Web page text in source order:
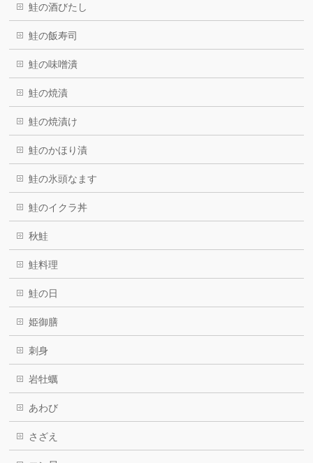
鮭の酒びたし
鮭の飯寿司
鮭の味噌潰
鮭の焼漬
鮭の焼漬け
鮭のかほり漬
鮭の氷頭なます
鮭のイクラ丼
秋鮭
鮭料理
鮭の日
姫御膳
刺身
岩牡蠣
あわび
さざえ